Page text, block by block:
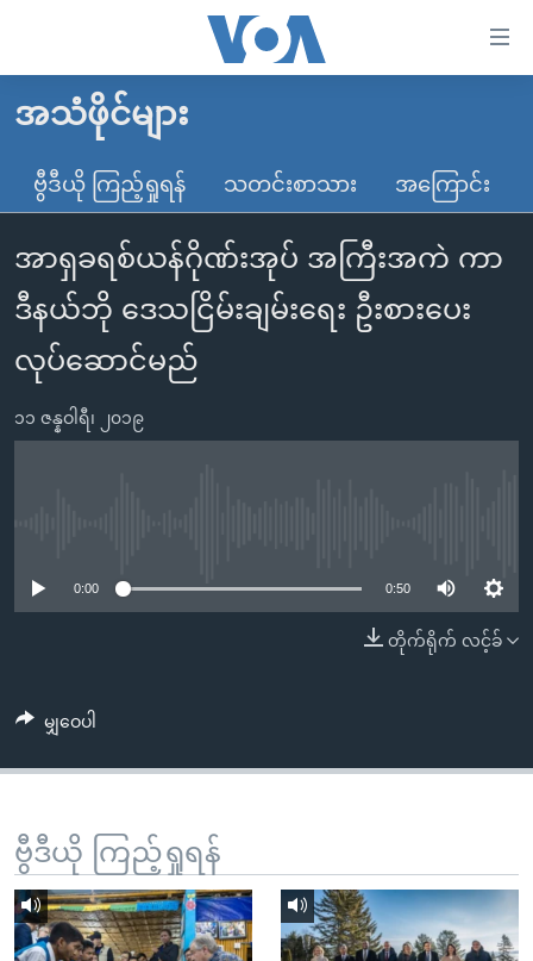
လွယ်ကူ
သည့်
များ
ပင်မ
အကြောင်းအရာ
ကျော်
ကြည့်
ရှာဖွေ
နေရာ
သို့
ကျော်
ရန်
မူလစာမျက်နှာ
မြန်မာ
ကမ္ဘာ့သတင်းများ
နိုင်ငံတကာ
အမေရိကန်
တရုတ်
အစ္စရေး-ပါလက်စတိုင်း
ဗွီဒီယို
သတင်းလွတ်လပ်ခွင့်
ရပ်ဝန်းတခု လမ်းတခု အလွန်
အင်္ဂလိပ်စာလေ့လာမယ်
အမေရိကန်သုံးအီဒီယံ
အပတ်စဉ်ကဏ္ဍများ
အသံဖိုင်များ
ဗွီဒီယို ကြည့်ရှုရန် သတင်းစာသား အကြောင်း
အာရှခရစ်ယန်ဂိုဏ်းအုပ် အကြီးအကဲ ကာ
ဒီနယ်ဘို ဒေသငြိမ်းချမ်းရေး ဦးစားပေး
လုပ်ဆောင်မည်
၁၁ ဇန္နဝါရီ၊ ၂၀၁၉
0:00 0:50
တိုက်ရိုက် လင့်ခ်
မျှဝေပါ
ဗွီဒီယို ကြည့်ရှုရန်